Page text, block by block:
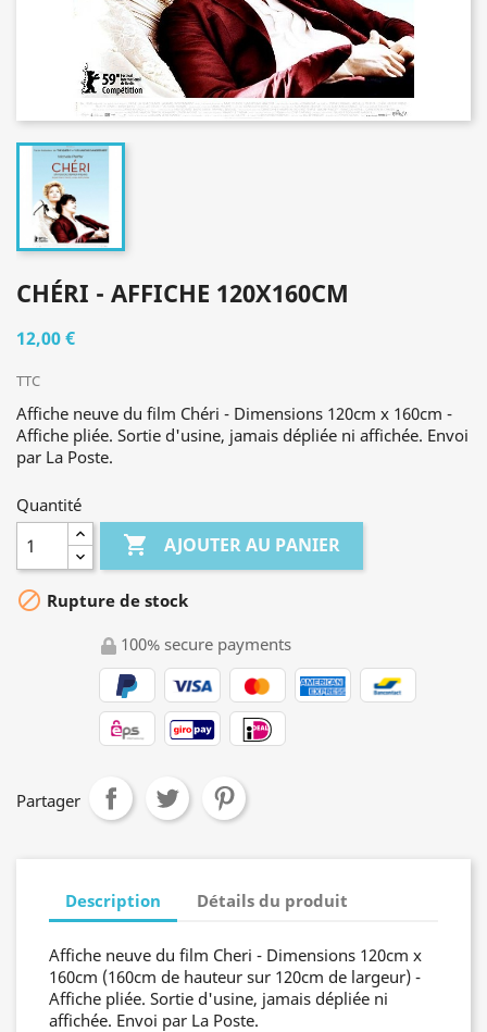
CHÉRI - AFFICHE 120X160CM
12,00 €
TTC
Affiche neuve du film Chéri - Dimensions 120cm x 160cm -
Affiche pliée. Sortie d'usine, jamais dépliée ni affichée. Envoi
par La Poste.
Quantité
 AJOUTER AU PANIER
 Rupture de stock
100% secure payments
Partager
Description Détails du produit
Affiche neuve du film Cheri - Dimensions 120cm x
160cm (160cm de hauteur sur 120cm de largeur) -
Affiche pliée. Sortie d'usine, jamais dépliée ni
affichée. Envoi par La Poste.